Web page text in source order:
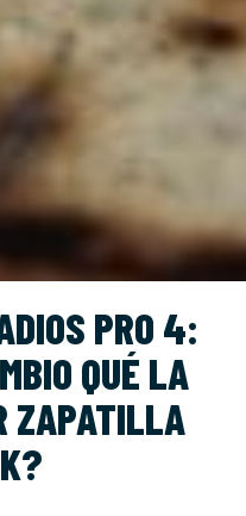
PRO 4:
QUÉ LA
ZAPATILLA